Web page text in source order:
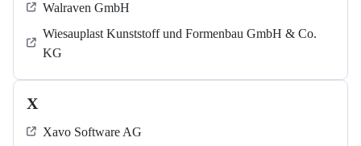
Walraven GmbH
Wiesauplast Kunststoff und Formenbau GmbH & Co.
KG
X
Xavo Software AG